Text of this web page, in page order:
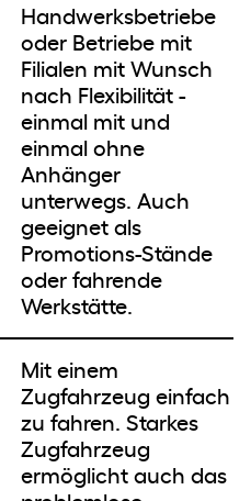
Handwerksbetriebe
oder Betriebe mit
Filialen mit Wunsch
nach Flexibilität -
einmal mit und
einmal ohne
Anhänger
unterwegs. Auch
geeignet als
Promotions-Stände
oder fahrende
Werkstätte.
Mit einem
Zugfahrzeug einfach
zu fahren. Starkes
Zugfahrzeug
ermöglicht auch das